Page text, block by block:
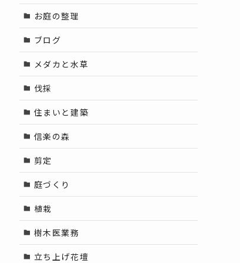
お庭の整理
ブログ
メダカと水草
伐採
住まいと建築
信楽の森
剪定
庭づくり
植栽
樹木医業務
立ち上げ花壇